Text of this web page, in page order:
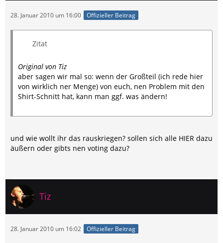
28. Januar 2010 um 16:00 Offizieller Beitrag
Zitat
Original von Tiz
aber sagen wir mal so: wenn der Großteil (ich rede hier
von wirklich ner Menge) von euch, nen Problem mit den
Shirt-Schnitt hat, kann man ggf. was ändern!
und wie wollt ihr das rauskriegen? sollen sich alle HIER dazu
äußern oder gibts nen voting dazu?
Tiz
28. Januar 2010 um 16:02 Offizieller Beitrag